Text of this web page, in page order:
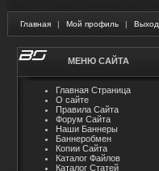
Главная | Мой профиль | Выход
МЕНЮ САЙТА
Главная Страница
О сайте
Правила Сайта
Форум Сайта
Наши Баннеры
Баннеробмен
Копии Сайта
Каталог Файлов
Каталог Статей